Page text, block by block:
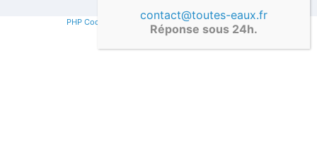
PHP Code Snippets Powered By : XYZScripts.com
contact@toutes-eaux.fr
Réponse sous 24h.